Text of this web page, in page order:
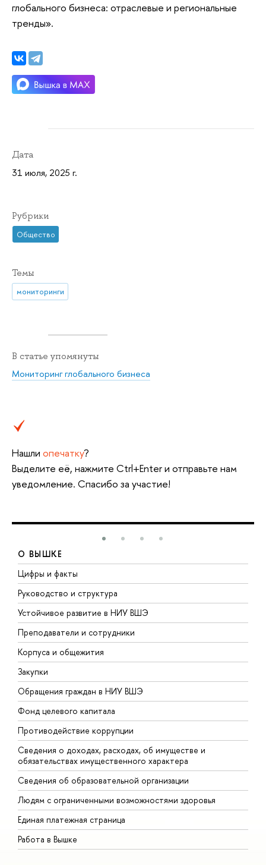
глобального бизнеса: отраслевые и региональные
тренды».
Дата
31 июля, 2025 г.
Рубрики
Общество
Темы
мониторинги
В статье упомянуты
Мониторинг глобального бизнеса
Нашли опечатку?
Выделите её, нажмите Ctrl+Enter и отправьте нам
уведомление. Спасибо за участие!
О ВЫШКЕ
Цифры и факты
Руководство и структура
Устойчивое развитие в НИУ ВШЭ
Преподаватели и сотрудники
Корпуса и общежития
Закупки
Обращения граждан в НИУ ВШЭ
Фонд целевого капитала
Противодействие коррупции
Сведения о доходах, расходах, об имуществе и
обязательствах имущественного характера
Сведения об образовательной организации
Людям с ограниченными возможностями здоровья
Единая платежная страница
Работа в Вышке